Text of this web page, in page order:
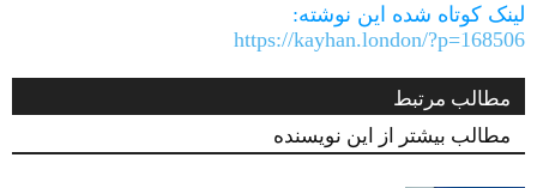
لینک کوتاه شده این نوشته:
https://kayhan.london/?p=168506
مطالب مرتبط
مطالب بیشتر از این نویسنده